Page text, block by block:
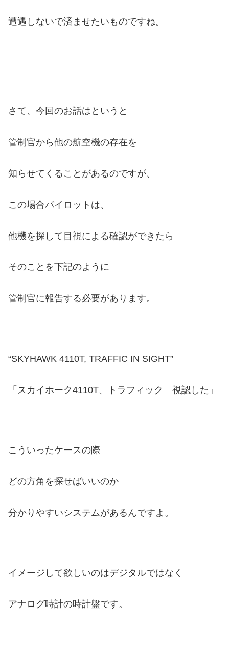
遭遇しないで済ませたいものですね。
さて、今回のお話はというと
管制官から他の航空機の存在を
知らせてくることがあるのですが、
この場合パイロットは、
他機を探して目視による確認ができたら
そのことを下記のように
管制官に報告する必要があります。
“SKYHAWK 4110T, TRAFFIC IN SIGHT”
「スカイホーク4110T、トラフィック 視認した」
こういったケースの際
どの方角を探せばいいのか
分かりやすいシステムがあるんですよ。
イメージして欲しいのはデジタルではなく
アナログ時計の時計盤です。